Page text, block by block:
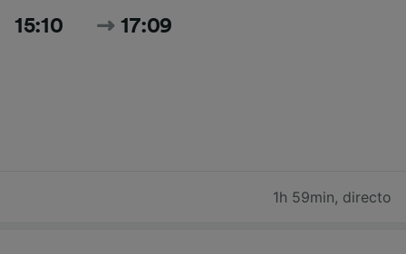
15:10 17:09
1h 59min, directo